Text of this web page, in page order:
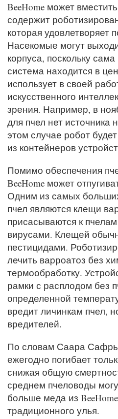
BeeHome может
содержит
которая удовлетворяет
Насекомые могут
корпуса, поскольку
система находится в
использует в своей
искусственного
зрения. Например, в
для пчел нет источника
этом случае робот
из контейнеров
Помимо обеспечения
BeeHome может
Одним из самых
пчел являются клещи
присасываются к
вирусами. Клещей
пестицидами.
лечить варроатоз без
термообработку.
рамки с расплодом без
определенной
вредит личинкам пчел,
вредителей.
По словам Саара
ежегодно погибает
снижая общую
среднем пчеловоды
больше меда из
традиционного улья.